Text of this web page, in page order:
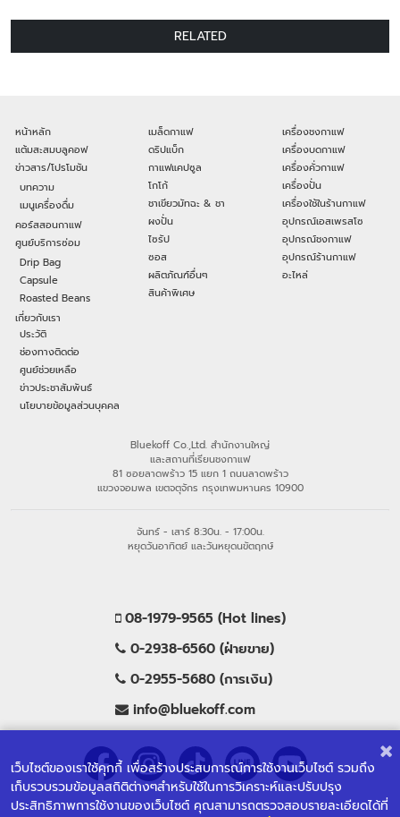
เว็บไซต์ของเราใช้คุกกี้ เพื่อสร้างประสบการณ์การใช้งานเว็บไซต์ รวมถึง
เก็บรวบรวมข้อมูลสถิติต่างๆสำหรับใช้ในการวิเคราะห์และปรับปรุง
ประสิทธิภาพการใช้งานของเว็บไซต์ คุณสามารถตรวจสอบรายละเอียดได้ที่
RELATED
หน้าหลัก
แต้มสะสมบลูคอฟ
ข่าวสาร/โปรโมชัน
บทความ
เมนูเครื่องดื่ม
คอร์สสอนกาแฟ
ศูนย์บริการซ่อม
Drip Bag
Capsule
Roasted Beans
เกี่ยวกับเรา
ประวัติ
ช่องทางติดต่อ
ศูนย์ช่วยเหลือ
ข่าวประชาสัมพันธ์
นโยบายข้อมูลส่วนบุคคล
เมล็ดกาแฟ
ดริปแบ็ก
กาแฟแคปซูล
โกโก้
ชาเขียวมัทฉะ & ชา
ผงปั่น
ไซรัป
ซอส
ผลิตภัณฑ์อื่นๆ
สินค้าพิเศษ
เครื่องชงกาแฟ
เครื่องบดกาแฟ
เครื่องคั่วกาแฟ
เครื่องปั่น
เครื่องใช้ในร้านกาแฟ
อุปกรณ์เอสเพรสโซ
อุปกรณ์ชงกาแฟ
อุปกรณ์ร้านกาแฟ
อะไหล่
Bluekoff Co.,Ltd. สำนักงานใหญ่
และสถานที่เรียนชงกาแฟ
81 ซอยลาดพร้าว 15 แยก 1 ถนนลาดพร้าว
แขวงจอมพล เขตจตุจักร กรุงเทพมหานคร 10900
จันทร์ - เสาร์ 8:30น. - 17:00น.
หยุดวันอาทิตย์ และวันหยุดนขัตฤกษ์
08-1979-9565 (Hot lines)
0-2938-6560 (ฝ่ายขาย)
0-2955-5680 (การเงิน)
info@bluekoff.com